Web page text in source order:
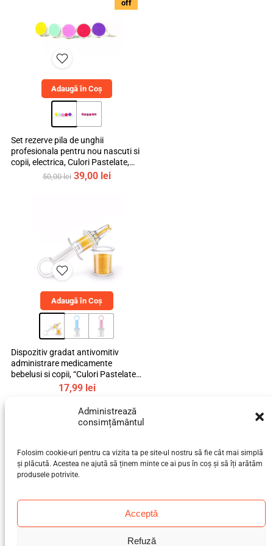
Administrează
consimțământul
Folosim cookie-uri pentru ca vizita ta pe site-ul nostru să fie cât mai simplă
și plăcută. Acestea ne ajută să ținem minte ce ai pus în coș și să îți arătăm
produsele potrivite.
Acceptă
Refuză
230,00 lei.
off
Adaugă în Coș
Set rezerve pila de unghii
profesionala pentru nou nascuti si
copii, electrica, Culori Pastelate,
mediLOGIC™
50,00lei Prețul
50,00 lei.
39,00 leiPrețul
Adaugă în Coș
Dispozitiv gradat antivomitiv
administrare medicamente
bebelusi si copii, “Culori Pastelate”,
mediLOGIC™17,99 lei
10%
off